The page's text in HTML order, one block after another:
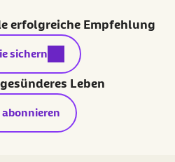
erfolgreiche Empfehlung
Link:
sichern
Leben
abonnieren